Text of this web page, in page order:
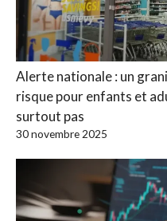
Alerte nationale : un
risque pour enfants et
surtout pas
30 novembre 2025